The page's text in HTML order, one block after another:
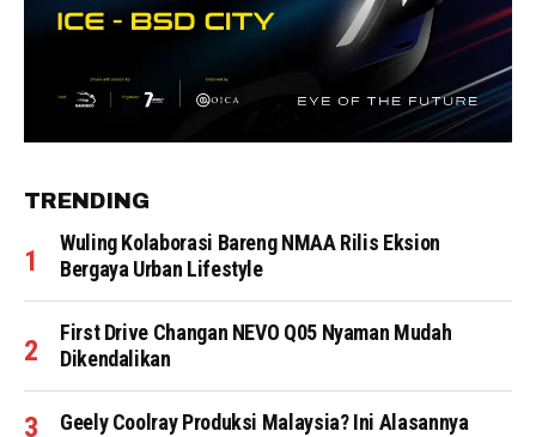
TRENDING
Wuling Kolaborasi Bareng NMAA Rilis Eksion
Bergaya Urban Lifestyle
First Drive Changan NEVO Q05 Nyaman Mudah
Dikendalikan
Geely Coolray Produksi Malaysia? Ini Alasannya